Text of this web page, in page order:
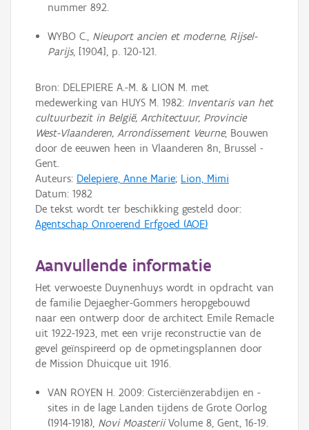
nummer 892.
WYBO C., Nieuport ancien et moderne, Rijsel-
Parijs, [1904], p. 120-121.
Bron: DELEPIERE A.-M. & LION M. met
medewerking van HUYS M. 1982: Inventaris van het
cultuurbezit in België, Architectuur, Provincie
West-Vlaanderen, Arrondissement Veurne, Bouwen
door de eeuwen heen in Vlaanderen 8n, Brussel -
Gent.
Auteurs: Delepiere, Anne Marie; Lion, Mimi
Datum: 1982
De tekst wordt ter beschikking gesteld door:
Agentschap Onroerend Erfgoed (AOE)
Aanvullende informatie
Het verwoeste Duynenhuys wordt in opdracht van
de familie Dejaegher-Gommers heropgebouwd
naar een ontwerp door de architect Emile Remacle
uit 1922-1923, met een vrije reconstructie van de
gevel geïnspireerd op de opmetingsplannen door
de Mission Dhuicque uit 1916.
VAN ROYEN H. 2009: Cisterciënzerabdijen en -
sites in de lage Landen tijdens de Grote Oorlog
(1914-1918), Novi MoasteriiVolume 8, Gent, 16-19.